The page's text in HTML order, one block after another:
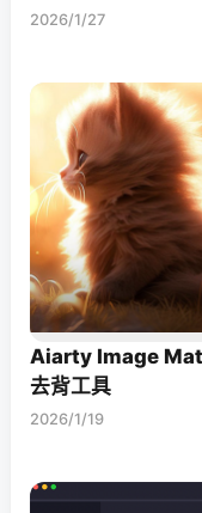
2026/1/27
Aiarty Image
去背工具
2026/1/19